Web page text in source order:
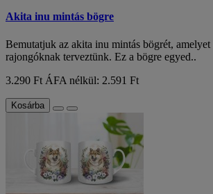
Akita inu mintás bögre
Bemutatjuk az akita inu mintás bögrét, amelyet
rajongóknak terveztünk. Ez a bögre egyed..
3.290 Ft ÁFA nélkül: 2.591 Ft
Kosárba